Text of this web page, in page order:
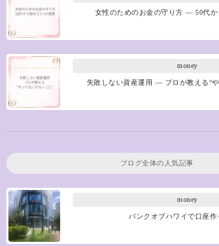
女性のためのお金の守り方 ― 50代か
money
失敗しない資産運用 ― プロが教える“
ブログ全体の人気記事
money
バンクオブハワイで口座作